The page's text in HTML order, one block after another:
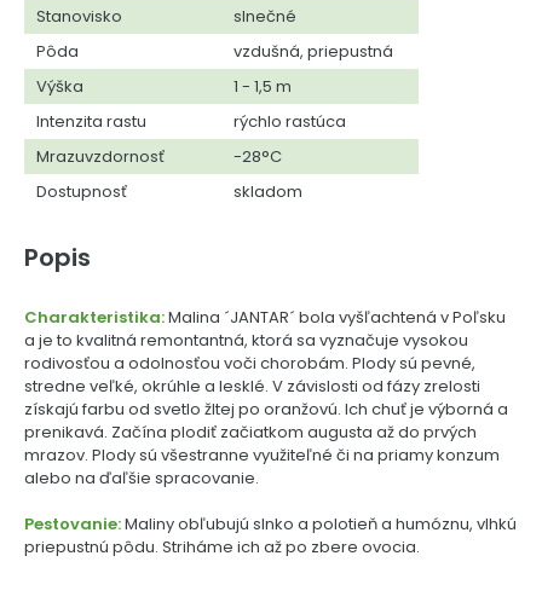
Stanovisko
slnečné
Pôda
vzdušná, priepustná
Výška
1 - 1,5 m
Intenzita rastu
rýchlo rastúca
Mrazuvzdornosť
-28°C
Dostupnosť
skladom
Popis
Charakteristika:Malina ´JANTAR´ bola vyšľachtená v Poľsku
a je to kvalitná remontantná, ktorá sa vyznačuje vysokou
rodivosťou a odolnosťou voči chorobám. Plody sú pevné,
stredne veľké, okrúhle a lesklé. V závislosti od fázy zrelosti
získajú farbu od svetlo žltej po oranžovú. Ich chuť je výborná a
prenikavá. Začína plodiť začiatkom augusta až do prvých
mrazov. Plody sú všestranne využiteľné či na priamy konzum
alebo na ďaľšie spracovanie.
Pestovanie:Maliny obľubujú slnko a polotieň a humóznu, vlhkú
priepustnú pôdu. Striháme ich až po zbere ovocia.